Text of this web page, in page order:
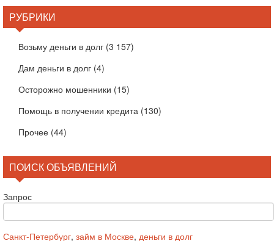
РУБРИКИ
Возьму деньги в долг (3 157)
Дам деньги в долг (4)
Осторожно мошенники (15)
Помощь в получении кредита (130)
Прочее (44)
ПОИСК ОБЪЯВЛЕНИЙ
Запрос
Санкт-Петербург, займ в Москве, деньги в долг